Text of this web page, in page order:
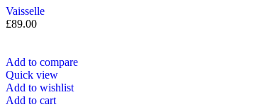
Vaisselle
£89.00
Add to compare
Quick view
Add to wishlist
Add to cart